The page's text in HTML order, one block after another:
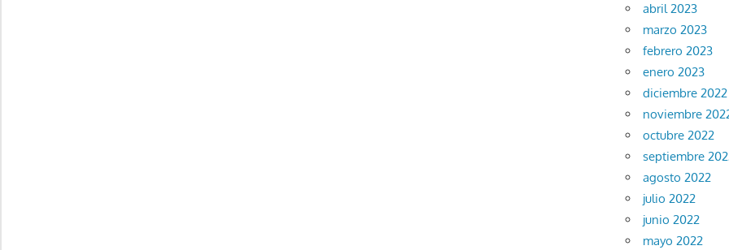
abril 2023
marzo 2023
febrero 2023
enero 2023
diciembre 2022
noviembre
octubre 2022
septiembre
agosto 2022
julio 2022
junio 2022
mayo 2022